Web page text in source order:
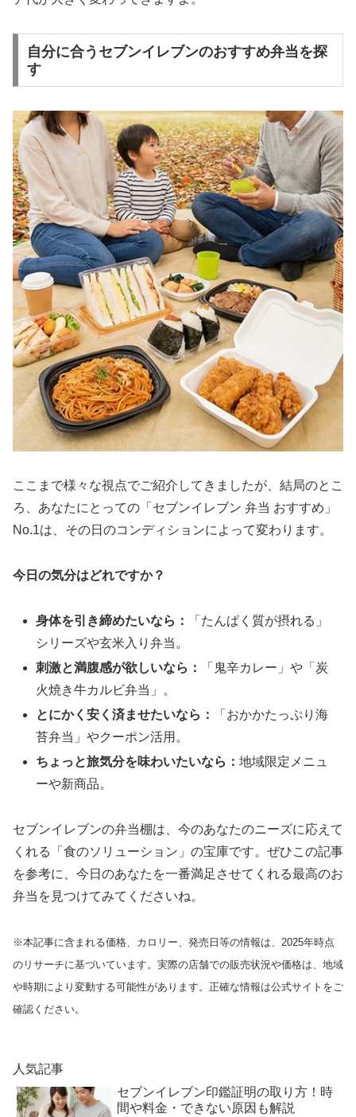
自分に合うセブンイレブンのおすすめ弁当を探
す
ここまで様々な視点でご紹介してきましたが、結局のとこ
ろ、あなたにとっての「セブンイレブン 弁当 おすすめ」
No.1は、その日のコンディションによって変わります。
今日の気分はどれですか？
身体を引き締めたいなら：
「たんぱく質が摂れる」
シリーズや玄米入り弁当。
刺激と満腹感が欲しいなら：
「鬼辛カレー」や「炭
火焼き牛カルビ弁当」。
とにかく安く済ませたいなら：
「おかかたっぷり海
苔弁当」やクーポン活用。
ちょっと旅気分を味わいたいなら：地域限定メニュ
ーや新商品。
セブンイレブンの弁当棚は、今のあなたのニーズに応えて
くれる「食のソリューション」の宝庫です。ぜひこの記事
を参考に、今日のあなたを一番満足させてくれる最高のお
弁当を見つけてみてくださいね。
※本記事に含まれる価格、カロリー、発売日等の情報は、2025年時点
のリサーチに基づいています。実際の店舗での販売状況や価格は、地域
や時期により変動する可能性があります。正確な情報は公式サイトをご
確認ください。
人気記事
セブンイレブン印鑑証明の取り方！時
間や料金・できない原因も解説